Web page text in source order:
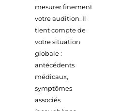
mesurer finement
votre audition. Il
tient compte de
votre situation
globale :
antécédents
médicaux,
symptômes
associés